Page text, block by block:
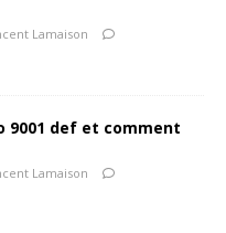
Lamaison
9001 def et comment
Lamaison